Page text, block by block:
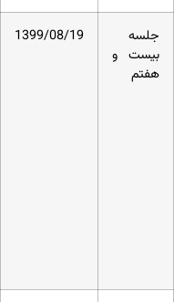
جلسه
بیست و
هفتم
1399/08/19